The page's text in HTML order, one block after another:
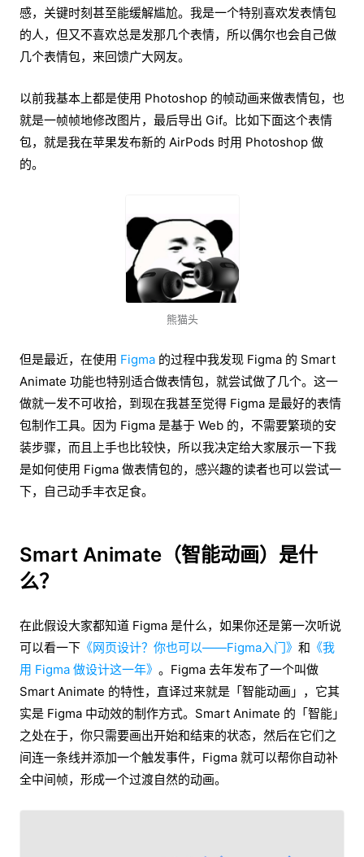
感，关键时刻甚至能缓解尴尬。我是一个特别喜欢发表情包
的人，但又不喜欢总是发那几个表情，所以偶尔也会自己做
几个表情包，来回馈广大网友。
以前我基本上都是使用 Photoshop 的帧动画来做表情包，也
就是一帧帧地修改图片，最后导出 Gif。比如下面这个表情
包，就是我在苹果发布新的 AirPods 时用 Photoshop 做
的。
熊猫头
但是最近，在使用 Figma 的过程中我发现 Figma 的 Smart
Animate 功能也特别适合做表情包，就尝试做了几个。这一
做就一发不可收拾，到现在我甚至觉得 Figma 是最好的表情
包制作工具。因为 Figma 是基于 Web 的，不需要繁琐的安
装步骤，而且上手也比较快，所以我决定给大家展示一下我
是如何使用 Figma 做表情包的，感兴趣的读者也可以尝试一
下，自己动手丰衣足食。
Smart Animate（智能动画）是什
么？
在此假设大家都知道 Figma 是什么，如果你还是第一次听说
可以看一下 《网页设计？你也可以——Figma入门》 和 《我
用 Figma 做设计这一年》 。Figma 去年发布了一个叫做
Smart Animate 的特性，直译过来就是「智能动画」，它其
实是 Figma 中动效的制作方式。Smart Animate 的「智能」
之处在于，你只需要画出开始和结束的状态，然后在它们之
间连一条线并添加一个触发事件，Figma 就可以帮你自动补
全中间帧，形成一个过渡自然的动画。